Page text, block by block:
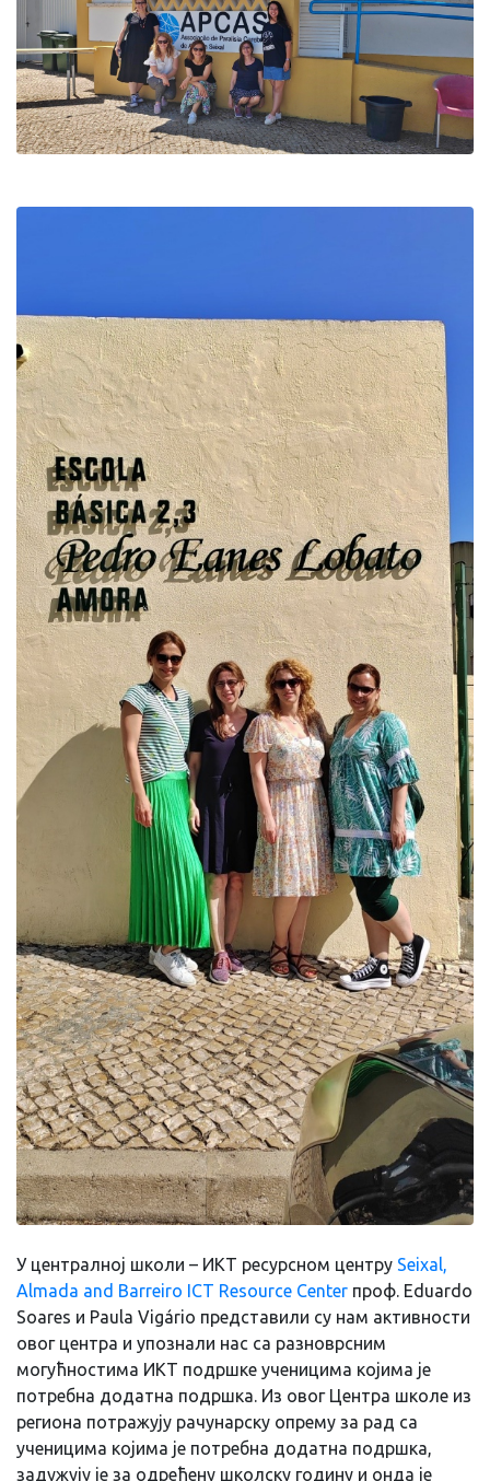
У централној школи – ИКТ ресурсном центру Seixal,
Almada and Barreiro ICT Resource Center проф. Eduardo
Soares и Paula Vigário представили су нам активности
овог центра и упознали нас са разноврсним
могућностима ИКТ подршке ученицима којима је
потребна додатна подршка. Из овог Центра школе из
региона потражују рачунарску опрему за рад са
ученицима којима је потребна додатна подршка,
задужују је за одређену школску годину и онда је